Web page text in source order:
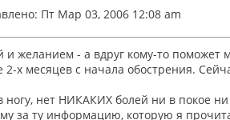
Пт Мар 03, 2006 12:08 am
и желанием - а вдруг кому-то поможет
х месяцев с начала обострения.
ногу, нет НИКАКИХ болей ни в покое
за ту информацию, которую я